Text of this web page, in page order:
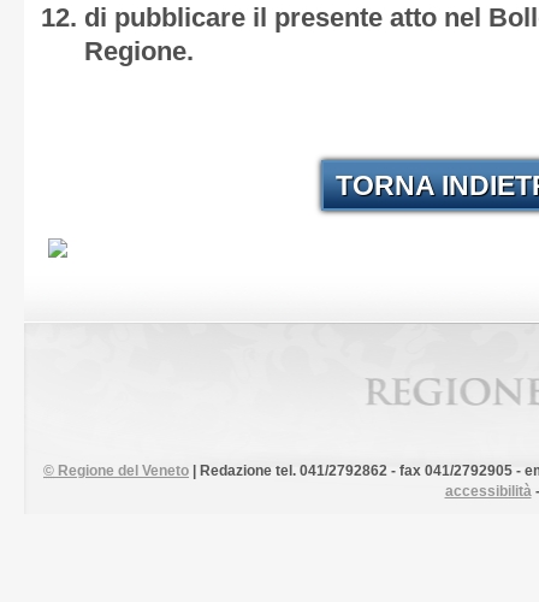
di pubblicare il presente atto nel
Regione.
TORNA
© Regione del Veneto
| Redazione tel. 041/2792862 - fax 041/2792905 -
accessibilità